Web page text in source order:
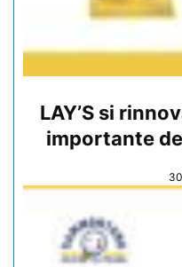
LAY’S si
importante